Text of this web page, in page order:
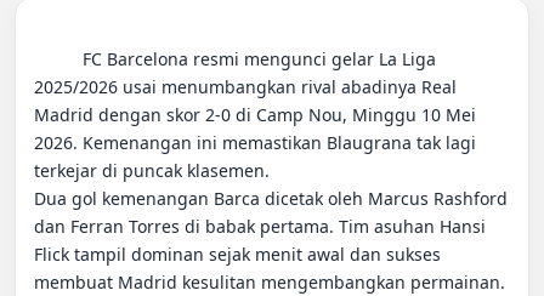
2025/2026 usai menumbangkan rival abadinya Real
Madrid dengan skor 2-0 di Camp Nou, Minggu 10 Mei
2026. Kemenangan ini memastikan Blaugrana tak lagi
terkejar di puncak klasemen.
Dua gol kemenangan Barca dicetak oleh Marcus Rashford
dan Ferran Torres di babak pertama. Tim asuhan Hansi
Flick tampil dominan sejak menit awal dan sukses
membuat Madrid kesulitan mengembangkan permainan.